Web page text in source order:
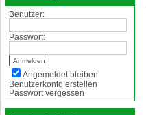
Benutzer:
Passwort:
Angemeldet bleiben
Benutzerkonto erstellen
Passwort vergessen